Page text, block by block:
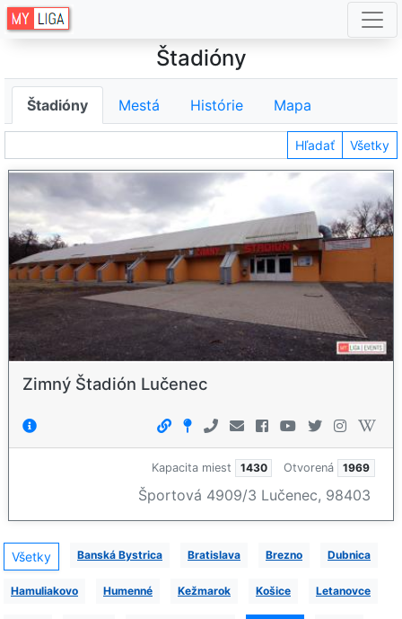
Štadióny
Štadióny Mestá Histórie Mapa
Hľadať Všetky
Zimný Štadión Lučenec
Kapacita miest 1430 Otvorená 1969
Športová 4909/3 Lučenec, 98403
Všetky Banská Bystrica Bratislava Brezno Dubnica
Hamuliakovo Humenné Kežmarok Košice Letanovce